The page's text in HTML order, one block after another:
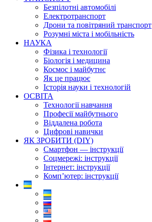
Безпілотні автомобілі
Електротранспорт
Дрони та повітряний транспорт
Розумні міста і мобільність
НАУКА
Фізика і технології
Біологія і медицина
Космос і майбутнє
Як це працює
Історія науки і технологій
ОСВІТА
Технології навчання
Професії майбутнього
Віддалена робота
Цифрові навички
ЯК ЗРОБИТИ (DIY)
Смартфон — інструкції
Соцмережі: інструкції
Інтернет: інструкції
Комп’ютер: інструкції